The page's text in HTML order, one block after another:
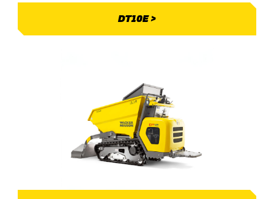
DT10E >